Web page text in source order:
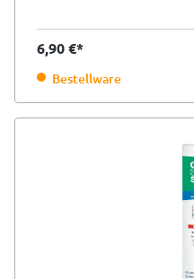
6,90 €*
Bestellware